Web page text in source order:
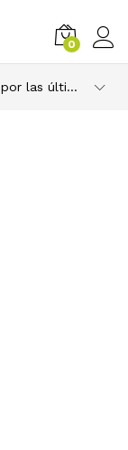
0
Ordenar por las últimas